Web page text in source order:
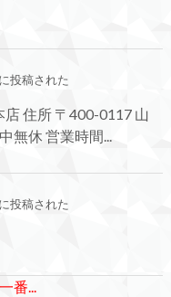
投稿された
住所 〒400-0117 山
無休 営業時間...
投稿された
番...